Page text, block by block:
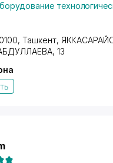
Ташкент,
, 13